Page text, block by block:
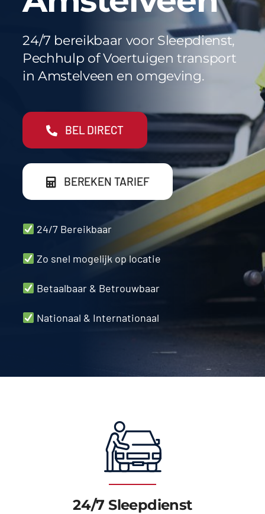
FAQ
Blog
Contact
24/7 bereikbaar voor Sleepdienst,
Pechhulp of Voertuigen transport
in Amstelveen en omgeving.
BEL DIRECT
BEREKEN TARIEF
24/7 Bereikbaar
Zo snel mogelijk op locatie
Betaalbaar & Betrouwbaar
Nationaal & Internationaal
24/7 Sleepdienst